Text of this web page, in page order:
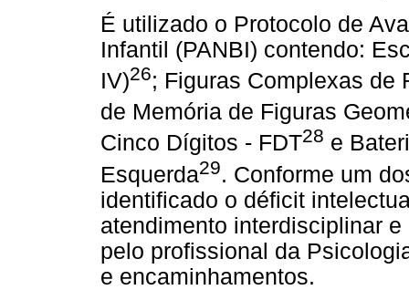
É utilizado o Protocolo de
Infantil (PANBI) contendo:
IV)26; Figuras Complexas de
de Memória de Figuras
Cinco Dígitos - FDT28 e
Esquerda29. Conforme um
identificado o déficit
atendimento interdisciplinar
pelo profissional da
e encaminhamentos.